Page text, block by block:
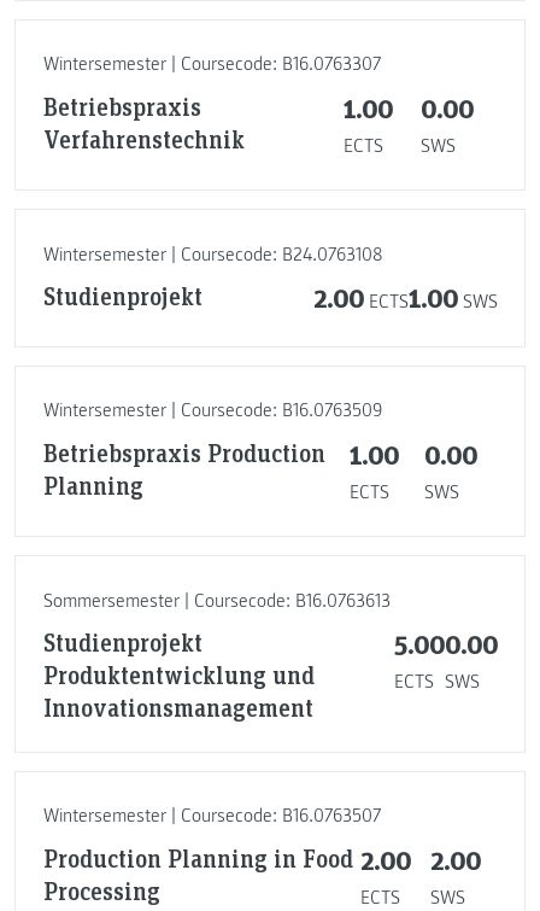
Wintersemester | Coursecode: B16.0763307
Betriebspraxis
Verfahrenstechnik
1.00
ECTS
0.00
SWS
Wintersemester | Coursecode: B24.0763108
Studienprojekt 2.00 ECTS1.00 SWS
Wintersemester | Coursecode: B16.0763509
Betriebspraxis Production
Planning
1.00
ECTS
0.00
SWS
Sommersemester | Coursecode: B16.0763613
Studienprojekt
Produktentwicklung und
Innovationsmanagement
5.00
ECTS
0.00
SWS
Wintersemester | Coursecode: B16.0763507
Production Planning in Food
Processing
2.00
ECTS
2.00
SWS